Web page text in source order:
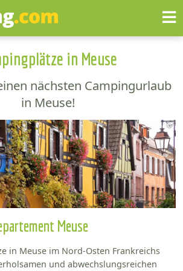
in Meuse
nächsten Campingurlaub
in Meuse!
Meuse
in Meuse im Nord-Osten Frankreichs
und abwechslungsreichen